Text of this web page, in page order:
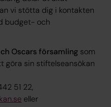
vi stötta dig i kontakten
budget- och
Oscars församling som
göra sin stiftelseansökan
51 22,
eller